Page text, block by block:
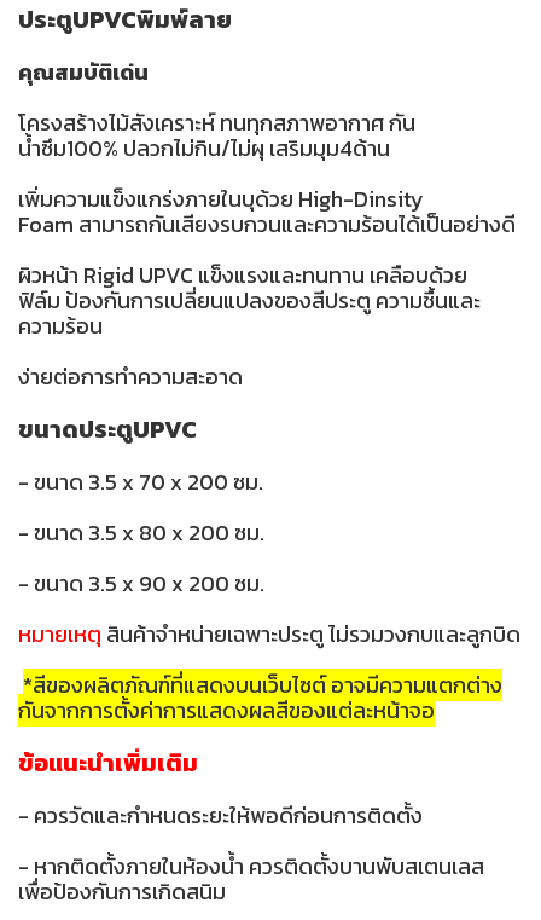
ประตูUPVCพิมพ์ลาย
คุณสมบัติเด่น
โครงสร้างไม้สังเคราะห์ ทนทุกสภาพอากาศ กัน
น้ำซึม100% ปลวกไม่กิน/ไม่ผุ เสริมมุม4ด้าน
เพิ่มความแข็งแกร่งภายในบุด้วย High-Dinsity
Foam สามารถกันเสียงรบกวนและความร้อนได้เป็นอย่างดี
ผิวหน้า Rigid UPVC แข็งแรงและทนทาน เคลือบด้วย
ฟิล์ม ป้องกันการเปลี่ยนแปลงของสีประตู ความชื้นและ
ความร้อน
ง่ายต่อการทำความสะอาด
ขนาดประตูUPVC
- ขนาด 3.5 x 70 x 200 ซม.
- ขนาด 3.5 x 80 x 200 ซม.
- ขนาด 3.5 x 90 x 200 ซม.
หมายเหตุ สินค้าจำหน่ายเฉพาะประตู ไม่รวมวงกบและลูกบิด
*สีของผลิตภัณฑ์ที่แสดงบนเว็บไซต์ อาจมีความแตกต่าง
กันจากการตั้งค่าการแสดงผลสีของแต่ละหน้าจอ
ข้อแนะนำเพิ่มเติม
- ควรวัดและกำหนดระยะให้พอดีก่อนการติดตั้ง
- หากติดตั้งภายในห้องน้ำ ควรติดตั้งบานพับสเตนเลส
เพื่อป้องกันการเกิดสนิม